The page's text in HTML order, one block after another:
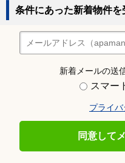
条件にあった新着物件を
新着メールの送
スマー
プライ
同意して